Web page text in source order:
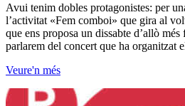
Avui tenim dobles protagonistes: per
l’activitat «Fem comboi» que gira al
que ens proposa un dissabte d’allò
parlarem del concert que ha organitzat
Veure'n més